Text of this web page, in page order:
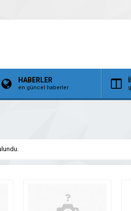
HABERLER
en güncel haberler